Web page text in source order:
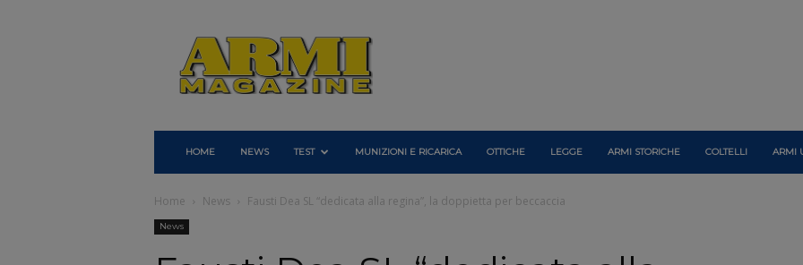
Armi
Magazine
HOME NEWS TEST MUNIZIONI E RICARICA OTTICHE LEGGE ARMI STORICHE COLTELLI ARMI
Home News Fausti Dea SL “dedicata alla regina”, la doppietta per beccaccia
News